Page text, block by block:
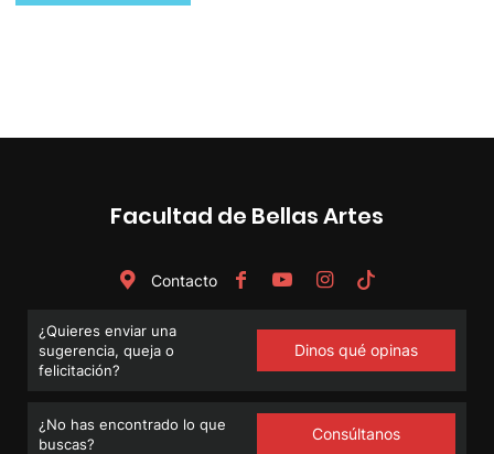
de
Facultad de Bellas Artes
Contacto
¿Quieres enviar una
sugerencia, queja o
felicitación?
Dinos qué opinas
¿No has encontrado lo que
buscas?
Consúltanos